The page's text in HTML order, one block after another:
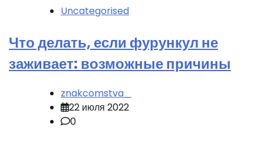
Uncategorised
Что делать, если фурункул не
заживает: возможные причины
znakcomstva_
22 июля 2022
0